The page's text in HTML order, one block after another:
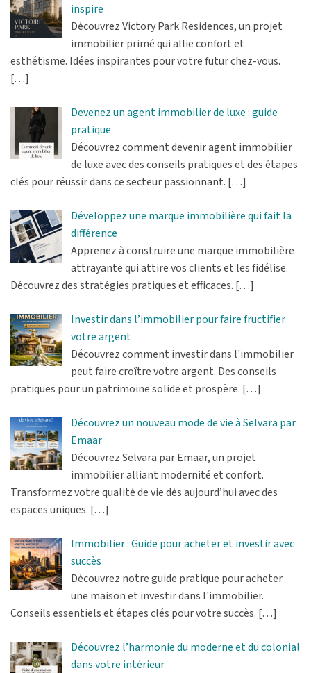
inspire
Découvrez Victory Park Residences, un projet
immobilier primé qui allie confort et
esthétisme. Idées inspirantes pour votre futur chez-vous.
[…]
Devenez un agent immobilier de luxe : guide
pratique
Découvrez comment devenir agent immobilier
de luxe avec des conseils pratiques et des étapes
clés pour réussir dans ce secteur passionnant. […]
Développez une marque immobilière qui fait la
différence
Apprenez à construire une marque immobilière
attrayante qui attire vos clients et les fidélise.
Découvrez des stratégies pratiques et efficaces. […]
Investir dans l’immobilier pour faire fructifier
votre argent
Découvrez comment investir dans l'immobilier
peut faire croître votre argent. Des conseils
pratiques pour un patrimoine solide et prospère. […]
Découvrez un nouveau mode de vie à Selvara par
Emaar
Découvrez Selvara par Emaar, un projet
immobilier alliant modernité et confort.
Transformez votre qualité de vie dès aujourd’hui avec des
espaces uniques. […]
Immobilier : Guide pour acheter et investir avec
succès
Découvrez notre guide pratique pour acheter
une maison et investir dans l'immobilier.
Conseils essentiels et étapes clés pour votre succès. […]
Découvrez l’harmonie du moderne et du colonial
dans votre intérieur